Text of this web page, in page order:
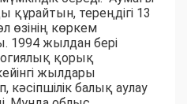
тереңдігі 13
өзінің көркем
1994 жылдан бері
қорық
жылдары
балық аулау